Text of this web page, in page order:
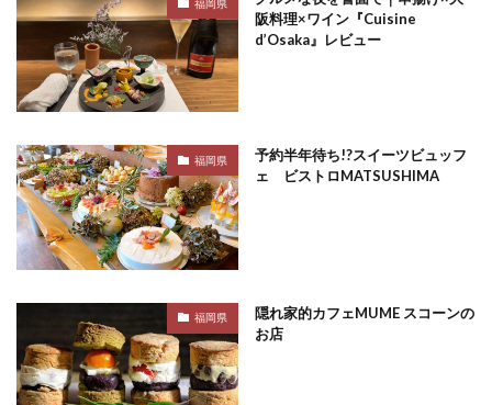
福岡県
阪料理×ワイン『Cuisine
d’Osaka』レビュー
福岡県
予約半年待ち!?スイーツビュッフ
ェ ビストロMATSUSHIMA
福岡県
隠れ家的カフェMUME スコーンの
お店